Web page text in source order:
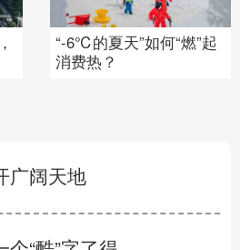
“-6℃的夏天”如何“燃”起
消费热？
广阔天地